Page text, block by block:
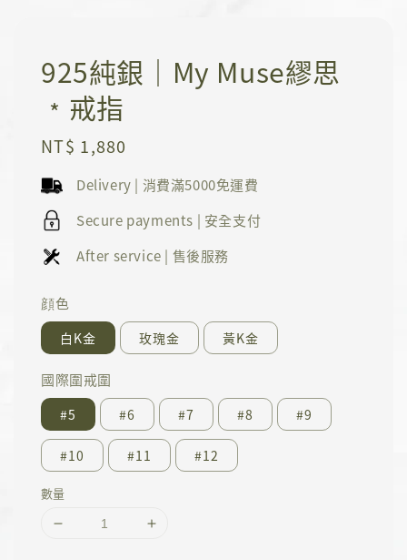
925純銀｜My Muse繆思
﹡戒指
Regular
NT$ 1,880
Delivery | 消費滿5000免運費
Secure payments | 安全支付
After service | 售後服務
顔色
白K金 玫瑰金 黃K金
國際圍戒圍
#5 #6 #7 #8 #9
#10 #11 #12
數量